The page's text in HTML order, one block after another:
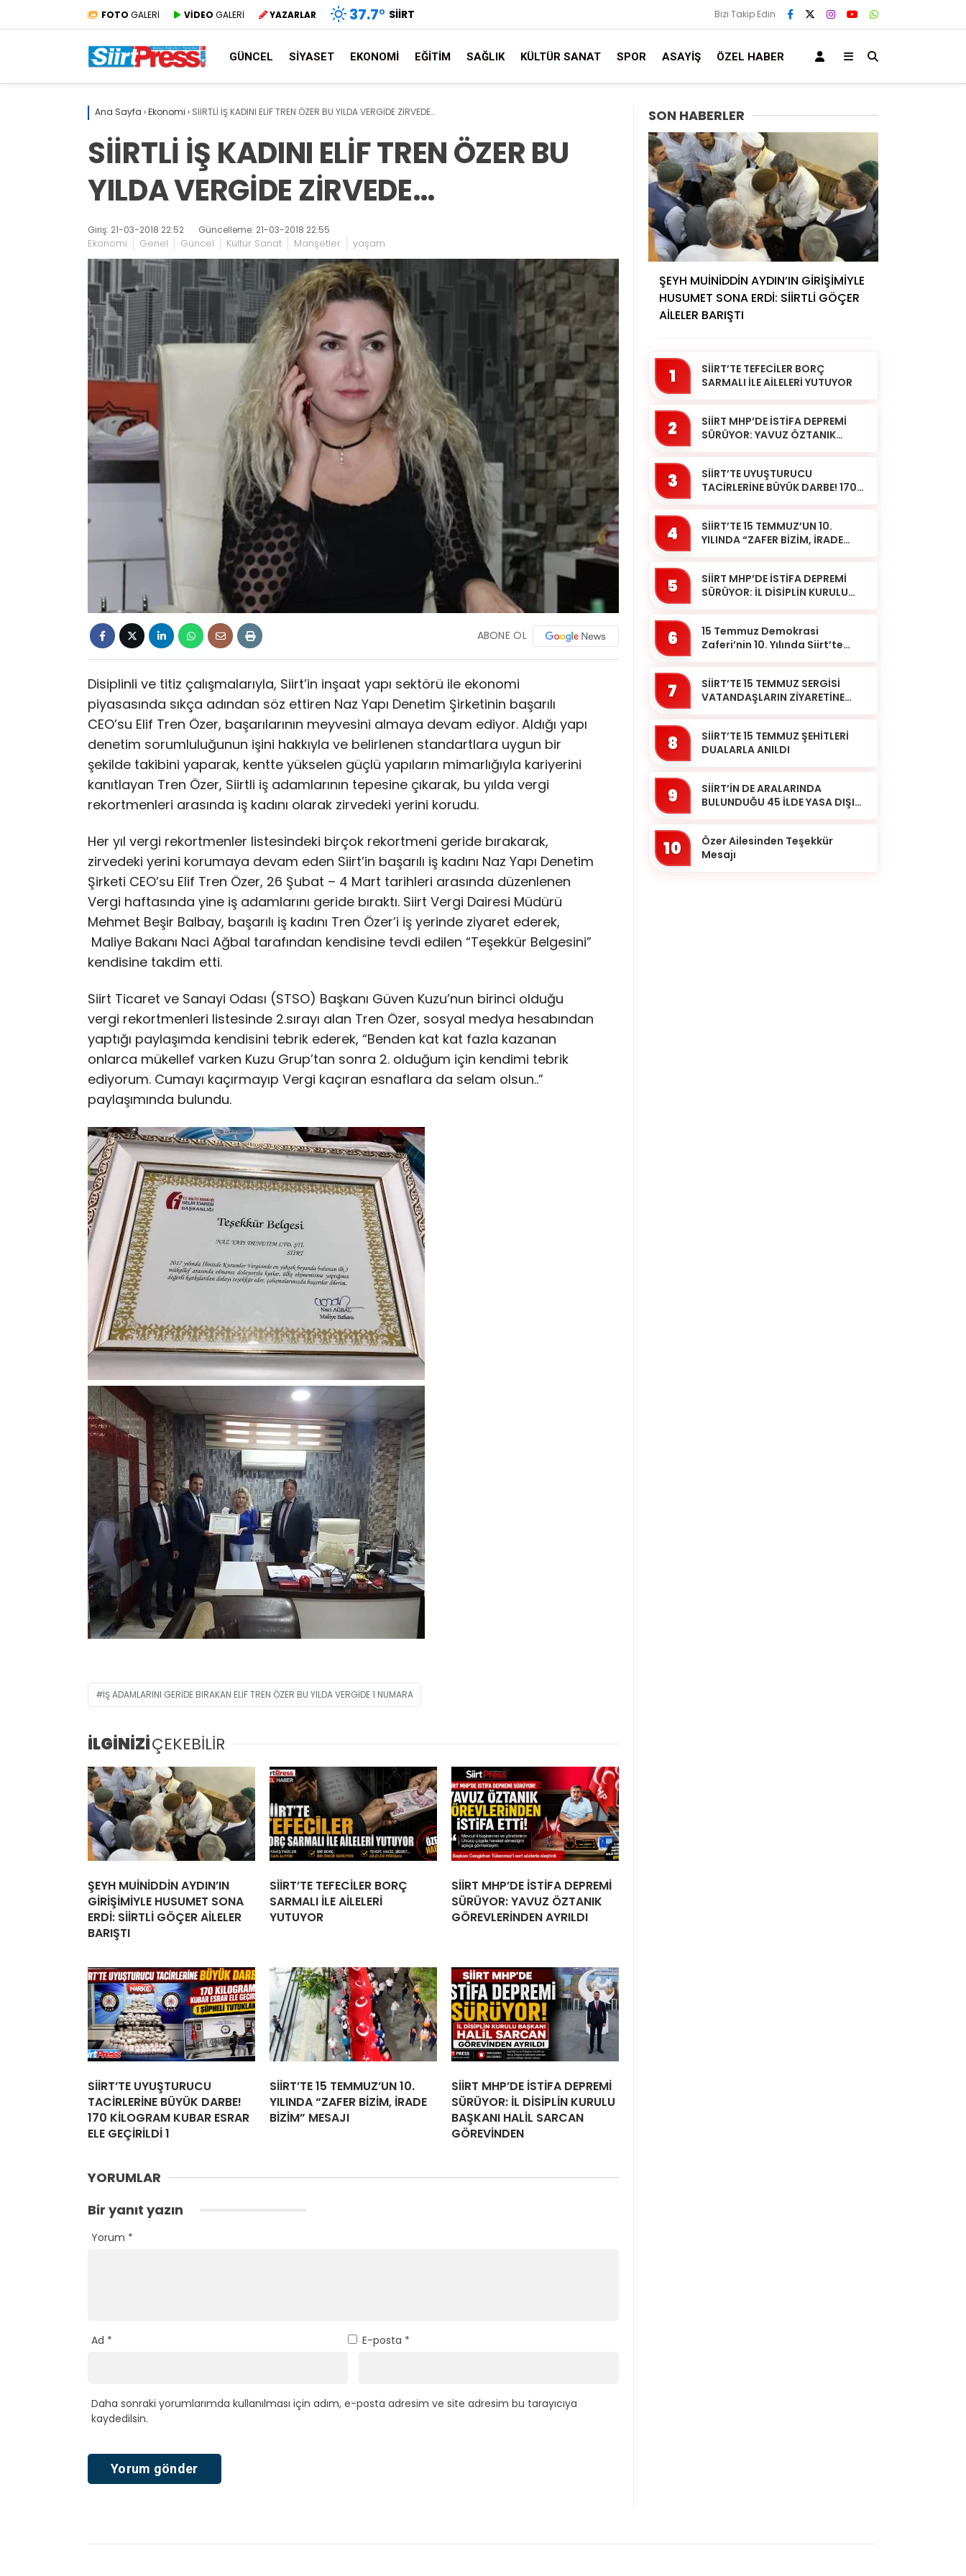
FOTO GALERİ VİDEO GALERİ YAZARLAR 37.7° SIIRT Bizi Takip Edin
GÜNCEL SIYASET EKONOMI EĞITIM SAĞLIK KÜLTÜR SANAT SPOR ASAYIŞ ÖZEL HABER
Ana Sayfa ›Ekonomi › SİİRTLİ İŞ KADINI ELİF TREN ÖZER BU YILDA VERGİDE ZİRVEDE…
SİİRTLİ İŞ KADINI ELİF TREN ÖZER BU
YILDA VERGİDE ZİRVEDE…
Giriş: 21-03-2018 22:52 Güncelleme: 21-03-2018 22:55
Ekonomi Genel Güncel Kültür Sanat Manşetler yaşam
ABONE OL
Disiplinli ve titiz çalışmalarıyla, Siirt’in inşaat yapı sektörü ile ekonomi
piyasasında sıkça adından söz ettiren Naz Yapı Denetim Şirketinin başarılı
CEO’su Elif Tren Özer, başarılarının meyvesini almaya devam ediyor. Aldığı yapı
denetim sorumluluğunun işini hakkıyla ve belirlenen standartlara uygun bir
şekilde takibini yaparak, kentte yükselen güçlü yapıların mimarlığıyla kariyerini
kanıtlayan Tren Özer, Siirtli iş adamlarının tepesine çıkarak, bu yılda vergi
rekortmenleri arasında iş kadını olarak zirvedeki yerini korudu.
Her yıl vergi rekortmenler listesindeki birçok rekortmeni geride bırakarak,
zirvedeki yerini korumaya devam eden Siirt’in başarılı iş kadını Naz Yapı Denetim
Şirketi CEO’su Elif Tren Özer, 26 Şubat – 4 Mart tarihleri arasında düzenlenen
Vergi haftasında yine iş adamlarını geride bıraktı. Siirt Vergi Dairesi Müdürü
Mehmet Beşir Balbay, başarılı iş kadını Tren Özer’i iş yerinde ziyaret ederek,
Maliye Bakanı Naci Ağbal tarafından kendisine tevdi edilen “Teşekkür Belgesini”
kendisine takdim etti.
Siirt Ticaret ve Sanayi Odası (STSO) Başkanı Güven Kuzu’nun birinci olduğu
vergi rekortmenleri listesinde 2.sırayı alan Tren Özer, sosyal medya hesabından
yaptığı paylaşımda kendisini tebrik ederek, “Benden kat kat fazla kazanan
onlarca mükellef varken Kuzu Grup’tan sonra 2. olduğum için kendimi tebrik
ediyorum. Cumayı kaçırmayıp Vergi kaçıran esnaflara da selam olsun..”
paylaşımında bulundu.
İŞ ADAMLARINI GERIDE BIRAKAN ELIF TREN ÖZER BU YILDA VERGIDE 1 NUMARA
İLGİNİZİÇEKEBİLİR
ŞEYH MUİNİDDİN AYDIN’IN
GİRİŞİMİYLE HUSUMET SONA
ERDİ: SİİRTLİ GÖÇER AİLELER
BARIŞTI
SİİRT’TE TEFECİLER BORÇ
SARMALI İLE AİLELERİ
YUTUYOR
SİİRT MHP’DE İSTİFA DEPREMİ
SÜRÜYOR: YAVUZ ÖZTANIK
GÖREVLERİNDEN AYRILDI
SİİRT’TE UYUŞTURUCU
TACİRLERİNE BÜYÜK DARBE!
170 KİLOGRAM KUBAR ESRAR
ELE GEÇİRİLDİ 1
SİİRT’TE 15 TEMMUZ’UN 10.
YILINDA “ZAFER BİZİM, İRADE
BİZİM” MESAJI
SİİRT MHP’DE İSTİFA DEPREMİ
SÜRÜYOR: İL DİSİPLİN KURULU
BAŞKANI HALİL SARCAN
GÖREVİNDEN
YORUMLAR
Bir yanıt yazın
Yorum *
Ad * E-posta *
Daha sonraki yorumlarımda kullanılması için adım, e-posta adresim ve site adresim bu tarayıcıya
kaydedilsin.
SON HABERLER
ŞEYH MUİNİDDİN AYDIN’IN GİRİŞİMİYLE
HUSUMET SONA ERDİ: SİİRTLİ GÖÇER
AİLELER BARIŞTI
1
SİİRT’TE TEFECİLER BORÇ
SARMALI İLE AİLELERİ YUTUYOR
2
SİİRT MHP’DE İSTİFA DEPREMİ
SÜRÜYOR: YAVUZ ÖZTANIK
3
SİİRT’TE UYUŞTURUCU
TACİRLERİNE BÜYÜK DARBE! 170
TUTUKLAND...
4
SİİRT’TE 15 TEMMUZ’UN 10.
YILINDA “ZAFER BİZİM, İRADE
5
SİİRT MHP’DE İSTİFA DEPREMİ
SÜRÜYOR: İL DİSİPLİN KURULU
6
15 Temmuz Demokrasi
Zaferi’nin 10. Yılında Siirt’te
7
SİİRT’TE 15 TEMMUZ SERGİSİ
VATANDAŞLARIN ZİYARETİNE
8
SİİRT’TE 15 TEMMUZ ŞEHİTLERİ
DUALARLA ANILDI
9
SİİRT’İN DE ARALARINDA
BULUNDUĞU 45 İLDE YASA DIŞI
10
Özer Ailesinden Teşekkür
Mesajı